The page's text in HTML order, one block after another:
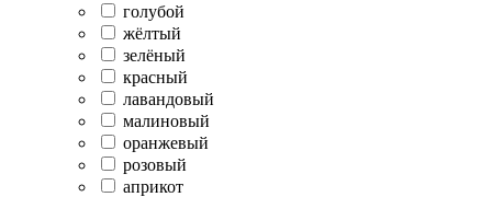
голубой
жёлтый
зелёный
красный
лавандовый
малиновый
оранжевый
розовый
априкот